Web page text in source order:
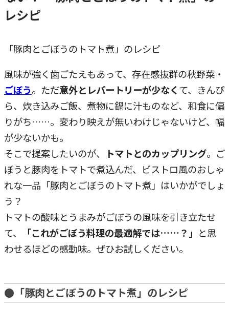
レシピ
「豚肉とごぼうのトマト煮」のレシピ
風味が強く歯ごたえもあって、存在感抜群の秋野菜・
ごぼう。ただ意外とレパートリーが少なくて、きんぴ
ら、炊き込みご飯、煮物に鍋に汁ものなど、和食に偏
りがち……。変わり映えが無いわけじゃないけど、幅
が少ないかも。
そこで提案したいのが、
トマトとのカップリング。ご
ぼうと豚肉をトマトで煮込んだ、ビストロ風のおしゃ
れな一品「豚肉とごぼうのトマト煮」はいかがでしょ
う？
トマトの酸味とうまみがごぼうの風味を引き立たせ
て、
「これがごぼう料理の最適解では……？」 と思
わせるほどの感動味。ぜひお試しください。
●「豚肉とごぼうのトマト煮」のレシピ